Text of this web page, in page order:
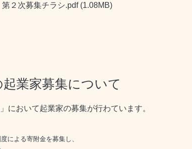
２次募集チラシ.pdf (1.08MB)
業家募集について
において起業家の募集が行わています。
による寄附金を募集し、